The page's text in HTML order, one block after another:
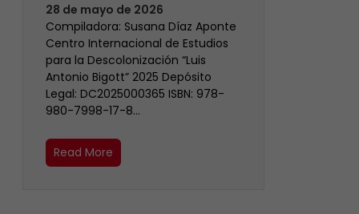
28 de mayo de 2026
Compiladora: Susana Díaz Aponte
Centro Internacional de Estudios
para la Descolonización “Luis
Antonio Bigott” 2025 Depósito
Legal: DC2025000365 ISBN: 978-
980-7998-17-8…
Read More